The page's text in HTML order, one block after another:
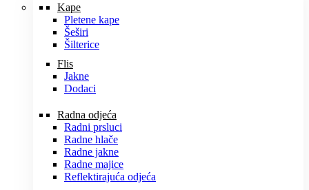
Kape
Pletene kape
Šeširi
Šilterice
Flis
Jakne
Dodaci
Radna odjeća
Radni prsluci
Radne hlače
Radne jakne
Radne majice
Reflektirajuća odjeća